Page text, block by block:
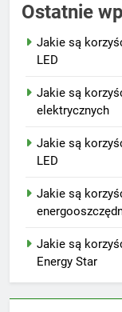
Ostatnie
Jakie są
LED
Jakie są
elektrycznych
Jakie są
LED
Jakie są
Jakie są
Energy Star